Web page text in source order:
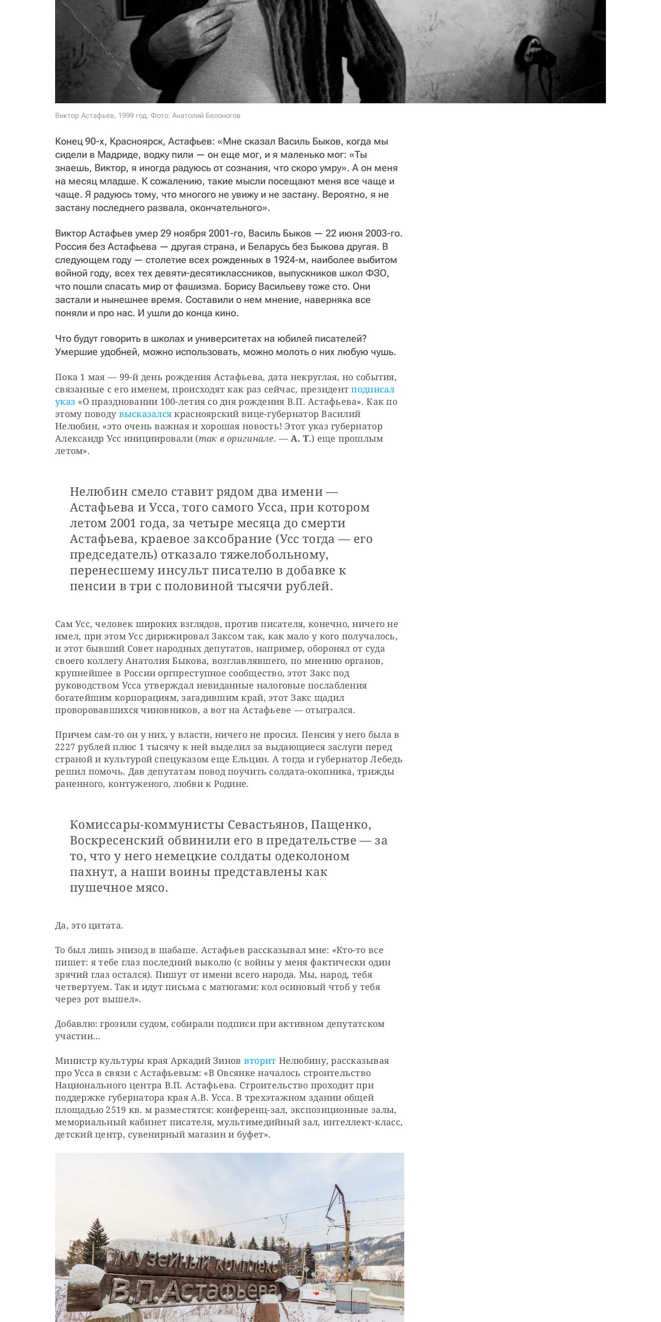
Виктор Астафьев, 1999 год. Фото: Анатолий Белоногов
Конец 90-х, Красноярск, Астафьев: «Мне сказал Василь Быков, когда мы
сидели в Мадриде, водку пили — он еще мог, и я маленько мог: «Ты
знаешь, Виктор, я иногда радуюсь от сознания, что скоро умру». А он меня
на месяц младше. К сожалению, такие мысли посещают меня все чаще и
чаще. Я радуюсь тому, что многого не увижу и не застану. Вероятно, я не
застану последнего развала, окончательного».
Виктор Астафьев умер 29 ноября 2001-го, Василь Быков — 22 июня 2003-го.
Россия без Астафьева — другая страна, и Беларусь без Быкова другая. В
следующем году — столетие всех рожденных в 1924-м, наиболее выбитом
войной году, всех тех девяти-десятиклассников, выпускников школ ФЗО,
что пошли спасать мир от фашизма. Борису Васильеву тоже сто. Они
застали и нынешнее время. Составили о нем мнение, наверняка все
поняли и про нас. И ушли до конца кино.
Что будут говорить в школах и университетах на юбилей писателей?
Умершие удобней, можно использовать, можно молоть о них любую чушь.
Пока 1 мая — 99-й день рождения Астафьева, дата некруглая, но события,
связанные с его именем, происходят как раз сейчас, президент подписал
указ «О праздновании 100-летия со дня рождения В.П. Астафьева». Как по
этому поводу высказался красноярский вице-губернатор Василий
Нелюбин, «это очень важная и хорошая новость! Этот указ губернатор
Александр Усс инициировали (так в оригинале. — А. Т.) еще прошлым
летом».
Нелюбин смело ставит рядом два имени —
Астафьева и Усса, того самого Усса, при котором
летом 2001 года, за четыре месяца до смерти
Астафьева, краевое заксобрание (Усс тогда — его
председатель) отказало тяжелобольному,
перенесшему инсульт писателю в добавке к
пенсии в три с половиной тысячи рублей.
Сам Усс, человек широких взглядов, против писателя, конечно, ничего не
имел, при этом Усс дирижировал Заксом так, как мало у кого получалось,
и этот бывший Совет народных депутатов, например, оборонял от суда
своего коллегу Анатолия Быкова, возглавлявшего, по мнению органов,
крупнейшее в России оргпреступное сообщество, этот Закс под
руководством Усса утверждал невиданные налоговые послабления
богатейшим корпорациям, загадившим край, этот Закс щадил
проворовавшихся чиновников, а вот на Астафьеве — отыгрался.
Причем сам-то он у них, у власти, ничего не просил. Пенсия у него была в
2227 рублей плюс 1 тысячу к ней выделил за выдающиеся заслуги перед
страной и культурой спецуказом еще Ельцин. А тогда и губернатор Лебедь
решил помочь. Дав депутатам повод поучить солдата-окопника, трижды
раненного, контуженого, любви к Родине.
Комиссары-коммунисты Севастьянов, Пащенко,
Воскресенский обвинили его в предательстве — за
то, что у него немецкие солдаты одеколоном
пахнут, а наши воины представлены как
пушечное мясо.
Да, это цитата.
То был лишь эпизод в шабаше. Астафьев рассказывал мне: «Кто-то все
пишет: я тебе глаз последний выколю (с войны у меня фактически один
зрячий глаз остался). Пишут от имени всего народа. Мы, народ, тебя
четвертуем. Так и идут письма с матюгами: кол осиновый чтоб у тебя
через рот вышел».
Добавлю: грозили судом, собирали подписи при активном депутатском
участии…
Министр культуры края Аркадий Зинов вторит Нелюбину, рассказывая
про Усса в связи с Астафьевым: «В Овсянке началось строительство
Национального центра В.П. Астафьева. Строительство проходит при
поддержке губернатора края А.В. Усса. В трехэтажном здании общей
площадью 2519 кв. м разместятся: конференц-зал, экспозиционные залы,
мемориальный кабинет писателя, мультимедийный зал, интеллект-класс,
детский центр, сувенирный магазин и буфет».